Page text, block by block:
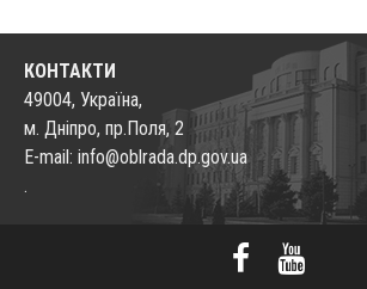
КОНТАКТИ
49004, Україна,
м. Дніпро, пр.Поля, 2
E-mail: info@oblrada.dp.gov.ua
.